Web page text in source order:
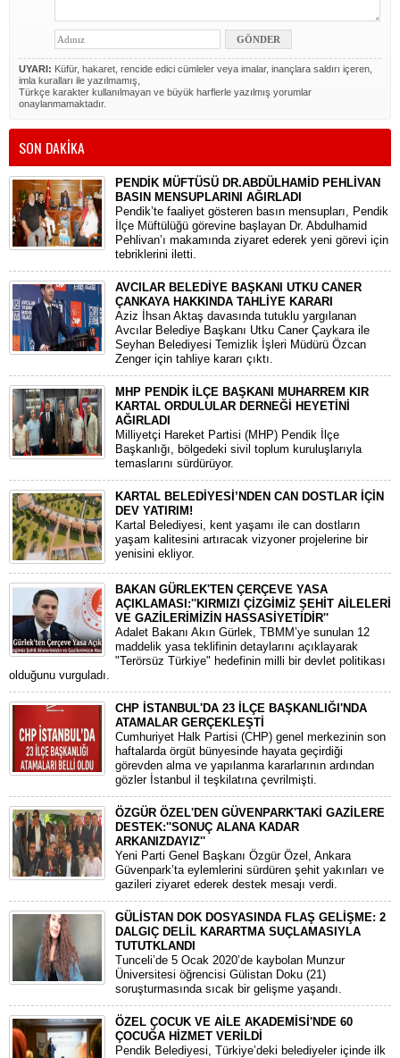
UYARI: Küfür, hakaret, rencide edici cümleler veya imalar, inançlara saldırı içeren,
imla kuralları ile yazılmamış,
Türkçe karakter kullanılmayan ve büyük harflerle yazılmış yorumlar
onaylanmamaktadır.
SON DAKİKA
PENDİK MÜFTÜSÜ DR.ABDÜLHAMİD PEHLİVAN
BASIN MENSUPLARINI AĞIRLADI
​Pendik’te faaliyet gösteren basın mensupları, Pendik
İlçe Müftülüğü görevine başlayan Dr. Abdulhamid
Pehlivan’ı makamında ziyaret ederek yeni görevi için
tebriklerini iletti.
AVCILAR BELEDİYE BAŞKANI UTKU CANER
ÇANKAYA HAKKINDA TAHLİYE KARARI
​Aziz İhsan Aktaş davasında tutuklu yargılanan
Avcılar Belediye Başkanı Utku Caner Çaykara ile
Seyhan Belediyesi Temizlik İşleri Müdürü Özcan
Zenger için tahliye kararı çıktı.
MHP PENDİK İLÇE BAŞKANI MUHARREM KIR
KARTAL ORDULULAR DERNEĞİ HEYETİNİ
AĞIRLADI
​Milliyetçi Hareket Partisi (MHP) Pendik İlçe
Başkanlığı, bölgedeki sivil toplum kuruluşlarıyla
temaslarını sürdürüyor.
KARTAL BELEDİYESİ’NDEN CAN DOSTLAR İÇİN
DEV YATIRIM!
Kartal Belediyesi, kent yaşamı ile can dostların
yaşam kalitesini artıracak vizyoner projelerine bir
yenisini ekliyor.
BAKAN GÜRLEK'TEN ÇERÇEVE YASA
AÇIKLAMASI:''KIRMIZI ÇİZGİMİZ ŞEHİT AİLELERİ
VE GAZİLERİMİZİN HASSASİYETİDİR''
Adalet Bakanı Akın Gürlek, TBMM’ye sunulan 12
maddelik yasa teklifinin detaylarını açıklayarak
"Terörsüz Türkiye" hedefinin milli bir devlet politikası
olduğunu vurguladı.
CHP İSTANBUL'DA 23 İLÇE BAŞKANLIĞI'NDA
ATAMALAR GERÇEKLEŞTİ
​Cumhuriyet Halk Partisi (CHP) genel merkezinin son
haftalarda örgüt bünyesinde hayata geçirdiği
görevden alma ve yapılanma kararlarının ardından
gözler İstanbul il teşkilatına çevrilmişti.
ÖZGÜR ÖZEL'DEN GÜVENPARK'TAKİ GAZİLERE
DESTEK:''SONUÇ ALANA KADAR
ARKANIZDAYIZ''
​Yeni Parti Genel Başkanı Özgür Özel, Ankara
Güvenpark’ta eylemlerini sürdüren şehit yakınları ve
gazileri ziyaret ederek destek mesajı verdi.
GÜLİSTAN DOK DOSYASINDA FLAŞ GELİŞME: 2
DALGIÇ DELİL KARARTMA SUÇLAMASIYLA
TUTUTKLANDI
​Tunceli’de 5 Ocak 2020’de kaybolan Munzur
Üniversitesi öğrencisi Gülistan Doku (21)
soruşturmasında sıcak bir gelişme yaşandı.
ÖZEL ÇOCUK VE AİLE AKADEMİSİ'NDE 60
ÇOCUĞA HİZMET VERİLDİ
Pendik Belediyesi, Türkiye’deki belediyeler içinde ilk